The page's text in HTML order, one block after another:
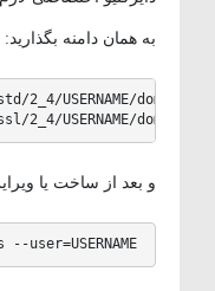
به همان دامنه بگذارید:
2_4/USERNAME/
2_4/USERNAME/
و بعد از ساخت یا
user=USERNAME